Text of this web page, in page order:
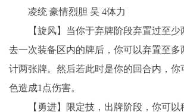
凌统 豪情烈胆 吴 4体力
【旋风】当你于弃牌阶段弃置过至
去一次装备区内的牌后，你可以弃置至多
计两张牌。然后若此时是你的回合内，你
色造成1点伤害。
【勇进】限定技，出牌阶段，你可